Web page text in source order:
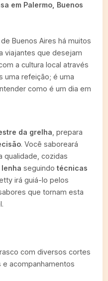
em Palermo, Buenos
Buenos Aires há muitos
viajantes que desejam
a cultura local através
uma refeição; é uma
como é um dia em
da grelha, prepara
. Você saboreará
qualidade, cozidas
seguindo técnicas
irá guiá-lo pelos
que tornam esta
com diversos cortes
acompanhamentos